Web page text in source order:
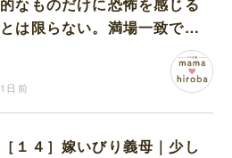
とは限らない。満場一致でコ
ワいと認定された意外な体験
1日前
［１４］嫁いびり義母｜少し